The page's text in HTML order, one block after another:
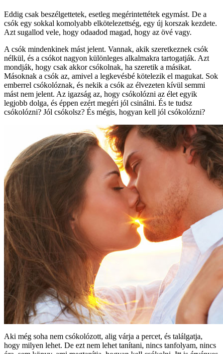
Eddig csak beszélgettetek, esetleg megérintettétek egymást. De a
csók egy sokkal komolyabb elkötelezettség, egy új korszak kezdete.
Azt sugallod vele, hogy odaadod magad, hogy az övé vagy.
A csók mindenkinek mást jelent. Vannak, akik szeretkeznek csók
nélkül, és a csókot nagyon különleges alkalmakra tartogatják. Azt
mondják, hogy csak akkor csókolnak, ha szeretik a másikat.
Másoknak a csók az, amivel a legkevésbé kötelezik el magukat. Sok
emberrel csókolóznak, és nekik a csók az élvezeten kívül semmi
mást nem jelent. Az igazság az, hogy csókolózni az élet egyik
legjobb dolga, és éppen ezért megéri jól csinálni. És te tudsz
csókolózni? Jól csókolsz? És mégis, hogyan kell jól csókolózni?
Aki még soha nem csókolózott, alig várja a percet, és találgatja,
hogy milyen lehet. De ezt nem lehet tanítani, nincs tanfolyam, nincs